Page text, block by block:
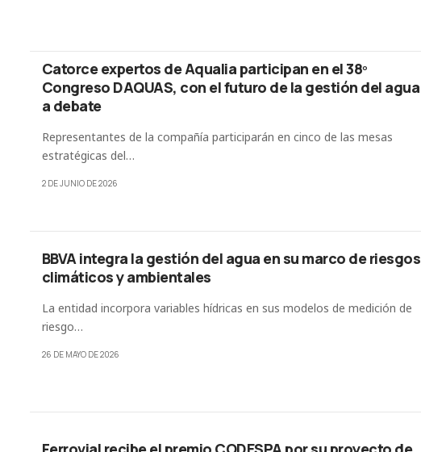
Catorce expertos de Aqualia participan en el 38º
Congreso DAQUAS, con el futuro de la gestión del agua
a debate
Representantes de la compañía participarán en cinco de las mesas
estratégicas del…
2 DE JUNIO DE 2026
BBVA integra la gestión del agua en su marco de riesgos
climáticos y ambientales
La entidad incorpora variables hídricas en sus modelos de medición de
riesgo…
26 DE MAYO DE 2026